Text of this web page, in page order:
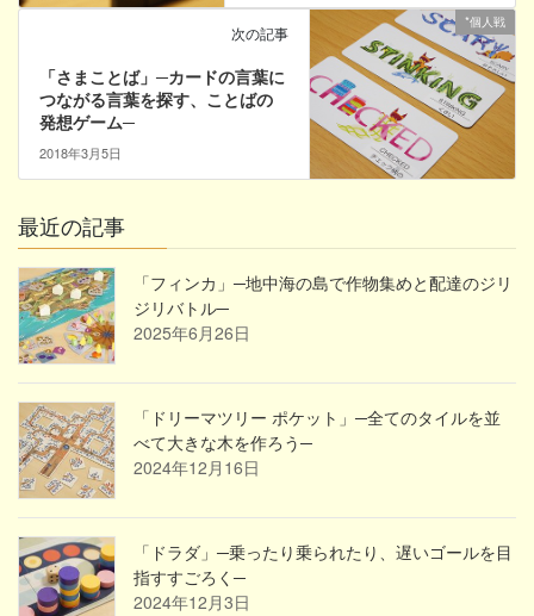
*個人戦
次の記事
「さまことば」─カードの言葉に
つながる言葉を探す、ことばの
発想ゲーム─
2018年3月5日
最近の記事
「フィンカ」─地中海の島で作物集めと配達のジリ
ジリバトル─
2025年6月26日
「ドリーマツリー ポケット」─全てのタイルを並
べて大きな木を作ろう─
2024年12月16日
「ドラダ」─乗ったり乗られたり、遅いゴールを目
指すすごろく─
2024年12月3日